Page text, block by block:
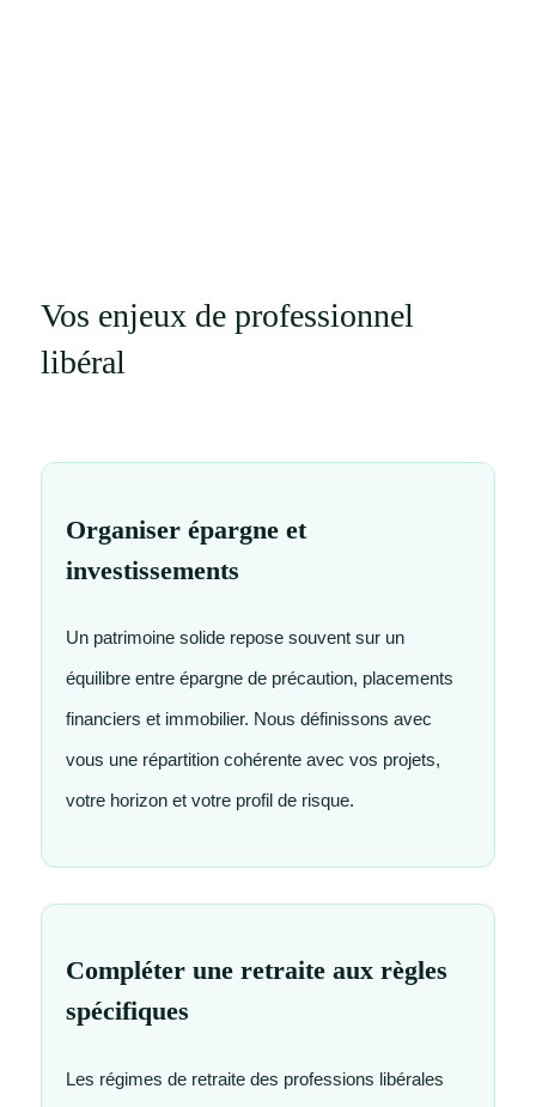
Vos enjeux de professionnel
libéral
Organiser épargne et
investissements
Un patrimoine solide repose souvent sur un
équilibre entre épargne de précaution, placements
financiers et immobilier. Nous définissons avec
vous une répartition cohérente avec vos projets,
votre horizon et votre profil de risque.
Compléter une retraite aux règles
spécifiques
Les régimes de retraite des professions libérales